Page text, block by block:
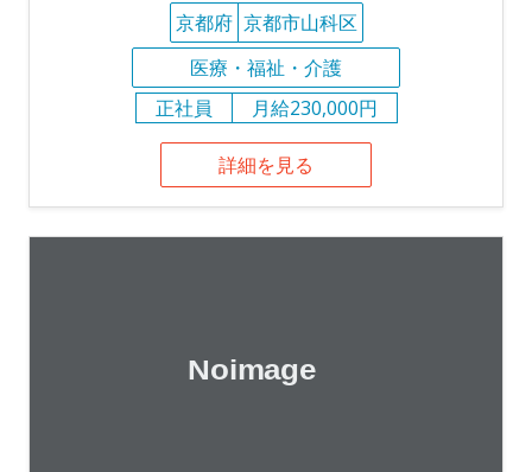
京都府 京都市山科区
医療・福祉・介護
正社員
月給230,000円
詳細を見る